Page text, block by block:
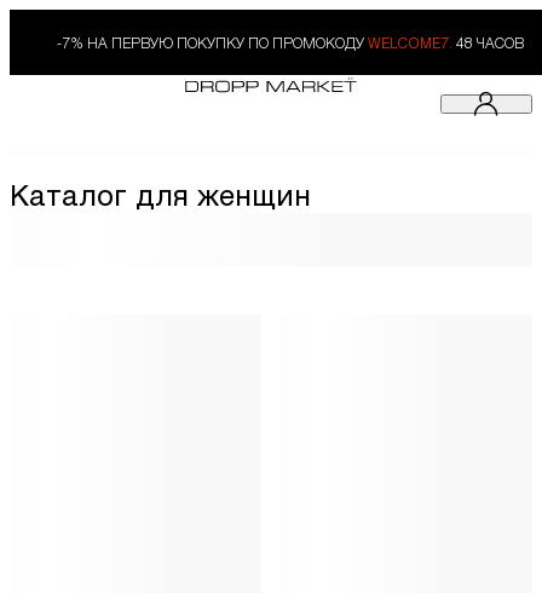
-7% НА ПЕРВУЮ ПОКУПКУ ПО ПРОМОКОДУ WELCOME7. 48 ЧАСОВ
Каталог для женщин